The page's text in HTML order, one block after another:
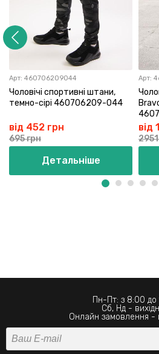
Арт: 460706209044
Чоловічі спортивні штани,
темно-сірі 460706209-044
від 452 грн
695 грн
Детальніше
Арт:
від
Пн-Пт: з 8:00 до
Сб, Нд -
Онлайн замовлення -